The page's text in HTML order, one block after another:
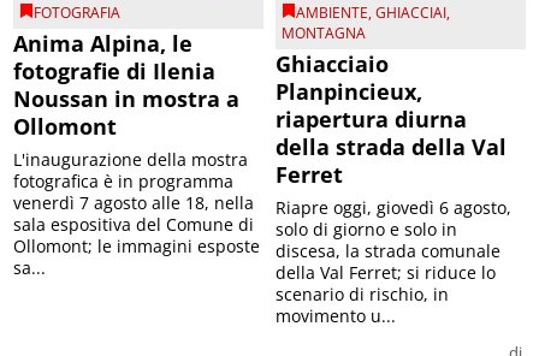
FOTOGRAFIA
Anima Alpina, le
fotografie di Ilenia
Noussan in mostra a
Ollomont
L'inaugurazione della mostra
fotografica è in programma
venerdì 7 agosto alle 18, nella
sala espositiva del Comune di
Ollomont; le immagini esposte
sa...
AMBIENTE,GHIACCIAI,
MONTAGNA
Ghiacciaio
Planpincieux,
riapertura diurna
della strada della Val
Ferret
Riapre oggi, giovedì 6 agosto,
solo di giorno e solo in
discesa, la strada comunale
della Val Ferret; si riduce lo
scenario di rischio, in
movimento u...